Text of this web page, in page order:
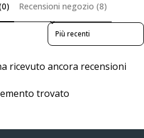
Recensioni negozio (8)
Sort reviews by
ricevuto ancora recensioni
trovato